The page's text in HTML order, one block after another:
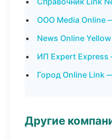
ООО Media Online
News Online
ИП Expert Express
Город Online Link
Другие